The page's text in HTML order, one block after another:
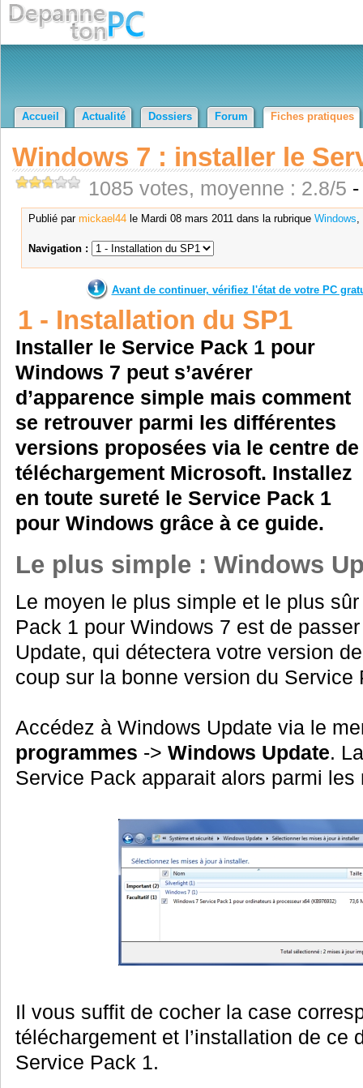
Accueil Actualité Dossiers Forum Fiches pratiques
Windows 7 : installer le
1085 votes, moyenne : 2.8/5 -
Publié par mickael44le Mardi 08 mars 2011 dans la rubrique Windows
Navigation :
Avant de continuer, vérifiez l'état de votre PC
1 - Installation du SP1
Installer le Service Pack 1 pour
Windows 7 peut s’avérer
d’apparence simple mais comment
se retrouver parmi les différentes
versions proposées via le centre de
téléchargement Microsoft. Installez
en toute sureté le Service Pack 1
pour Windows grâce à ce guide.
Le plus simple : Windows
Le moyen le plus simple et le plus
Pack 1 pour Windows 7 est de
Update, qui détectera votre version
coup sur la bonne version du Service
Accédez à Windows Update via le
programmes -> Windows Update.
Service Pack apparait alors parmi
Il vous suffit de cocher la case
téléchargement et l’installation de ce
Service Pack 1.